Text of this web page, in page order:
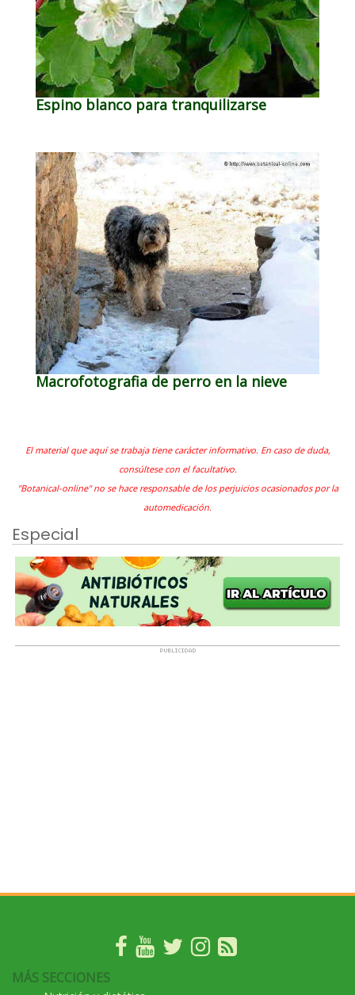
Espino blanco para tranquilizarse
Macrofotografia de perro en la nieve
El material que aquí se trabaja tiene carácter informativo. En caso de duda,
consúltese con el facultativo.
"Botanical-online" no se hace responsable de los perjuicios ocasionados por la
automedicación.
Especial
MÁS SECCIONES